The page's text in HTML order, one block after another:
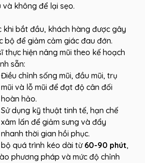
và không để lại sẹo.
khi bắt đầu, khách hàng được gây
bộ để giảm cảm giác đau đớn.
thực hiện nâng mũi theo kế hoạch
sẵn:
Điều chỉnh sống mũi, đầu mũi, trụ
mũi và lỗ mũi để đạt độ cân đối
hoàn hảo.
Sử dụng kỹ thuật tinh tế, hạn chế
xâm lấn để giảm sưng và đẩy
nhanh thời gian hồi phục.
bộ quá trình kéo dài từ60-90 phút,
phương pháp và mức độ chỉnh